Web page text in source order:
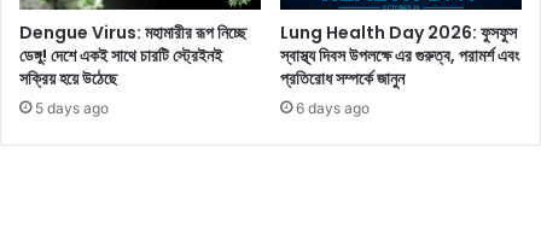
যু
ব
রা
জ
প্যা
টে
লে
দ
ল
Dengue Virus: মহামারীর রূপ নিচ্ছে
ডেঙ্গু! দেশে একই সাথে চারটি স্ট্রেইনই
সক্রিয় হয়ে উঠেছে
5 days ago
Lung Health Day 2026: ফুসফুস
স্বাস্থ্য দিবস উপলক্ষে এর গুরুত্ব, পরামর্শ এবং
প্রতিরোধ সম্পর্কে জানুন
6 days ago